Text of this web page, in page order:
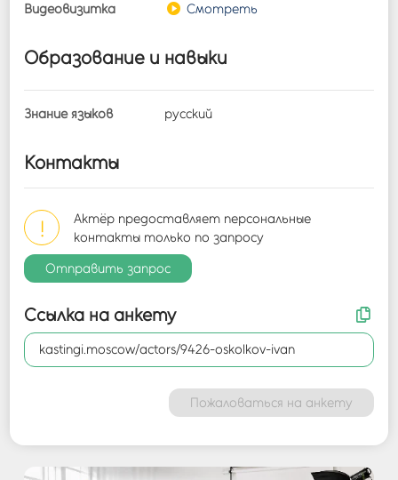
Видеовизитка Смотреть
Образование и навыки
Знание языков русский
Контакты
!
Актёр предоставляет персональные
контакты только по запросу
Отправить запрос
Ссылка на анкету
kastingi.moscow/actors/9426-oskolkov-ivan
Пожаловаться на анкету